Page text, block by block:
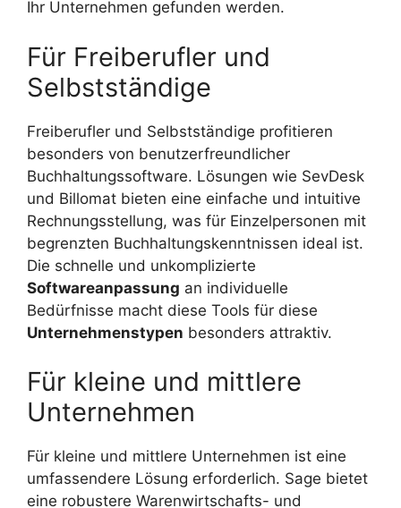
Ihr Unternehmen gefunden werden.
Für Freiberufler und
Selbstständige
Freiberufler und Selbstständige profitieren
besonders von benutzerfreundlicher
Buchhaltungssoftware. Lösungen wie SevDesk
und Billomat bieten eine einfache und intuitive
Rechnungsstellung, was für Einzelpersonen mit
begrenzten Buchhaltungskenntnissen ideal ist.
Die schnelle und unkomplizierte
Softwareanpassung an individuelle
Bedürfnisse macht diese Tools für diese
Unternehmenstypen besonders attraktiv.
Für kleine und mittlere
Unternehmen
Für kleine und mittlere Unternehmen ist eine
umfassendere Lösung erforderlich. Sage bietet
eine robustere Warenwirtschafts- und